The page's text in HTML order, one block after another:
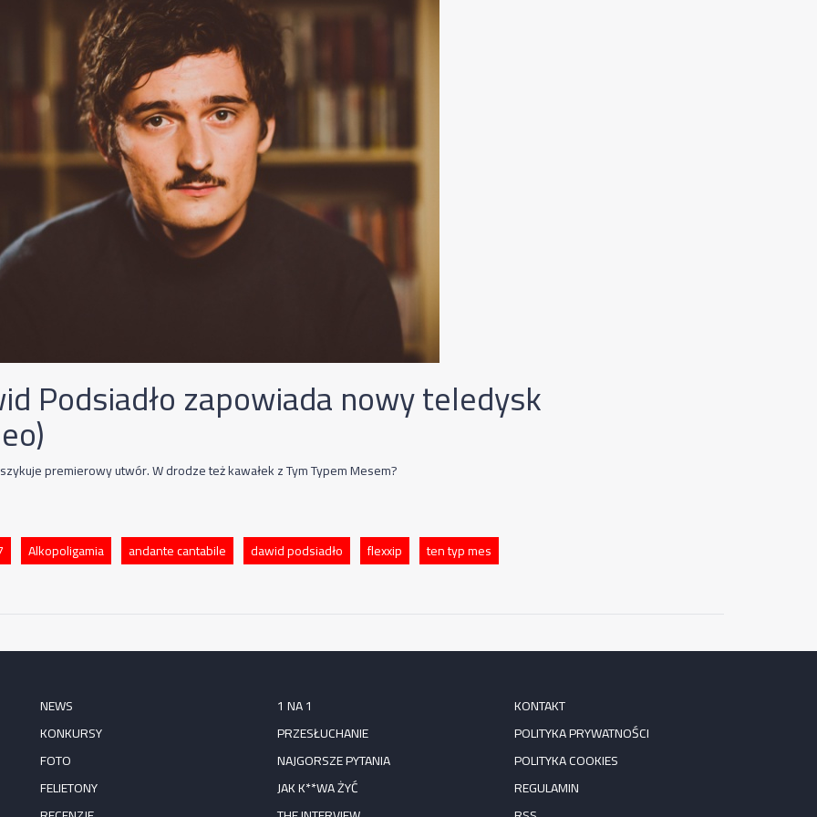
Podsiadło zapowiada nowy teledysk
premierowy utwór. W drodze też kawałek z Tym Typem Mesem?
Alkopoligamia andante cantabile dawid podsiadło flexxip ten typ mes
NEWS
KONKURSY
FOTO
FELIETONY
1 NA 1
PRZESŁUCHANIE
NAJGORSZE PYTANIA
JAK K**WA ŻYĆ
KONTAKT
POLITYKA PRYWATNOŚCI
POLITYKA COOKIES
REGULAMIN